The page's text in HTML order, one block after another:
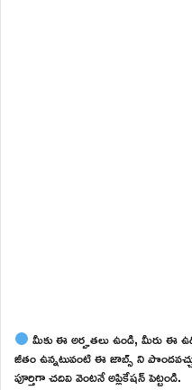
మీకు ఈ అర్హతలు ఉండి, మీరు ఈ
జీతం ఉన్నటువంటి ఈ జాబ్స్ ని
పూర్తిగా చదివి వెంటనే అప్లికేషన్ పెట్టండి.